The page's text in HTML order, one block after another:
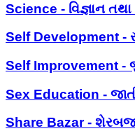
Science - વિજ્ઞાન
Self Development -
Self Improvement -
Sex Education -
Share Bazar -